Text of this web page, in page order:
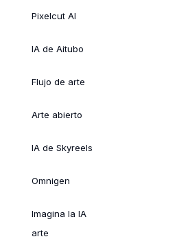
Pixelcut AI
IA de Aitubo
Flujo de arte
Arte abierto
IA de Skyreels
Omnigen
Imagina la IA
arte